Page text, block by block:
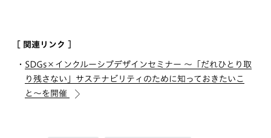
[ 関連リンク ]
SDGs×インクルーシブデザインセミナー 〜「だれひとり取
り残さない」サステナビリティのために知っておきたいこ
と〜を開催